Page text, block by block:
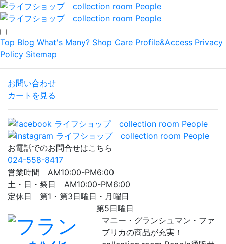
Top Blog What's Many? Shop Care Profile&Access Privacy
Policy Sitemap
お問い合わせ
カートを見る
お電話でのお問合せはこちら
024-558-8417
営業時間 AM10:00-PM6:00
土・日・祭日 AM10:00-PM6:00
定休日 第1・第3日曜日・月曜日
第5日曜日
マニー・グランシュマン・ファ
ブリカの商品が充実！